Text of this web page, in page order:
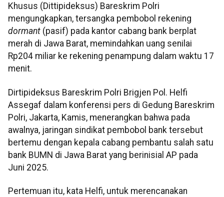
Khusus (Dittipideksus) Bareskrim Polri
mengungkapkan, tersangka pembobol rekening
dormant (pasif) pada kantor cabang bank berplat
merah di Jawa Barat, memindahkan uang senilai
Rp204 miliar ke rekening penampung dalam waktu 17
menit.
Dirtipideksus Bareskrim Polri Brigjen Pol. Helfi
Assegaf dalam konferensi pers di Gedung Bareskrim
Polri, Jakarta, Kamis, menerangkan bahwa pada
awalnya, jaringan sindikat pembobol bank tersebut
bertemu dengan kepala cabang pembantu salah satu
bank BUMN di Jawa Barat yang berinisial AP pada
Juni 2025.
Pertemuan itu, kata Helfi, untuk merencanakan